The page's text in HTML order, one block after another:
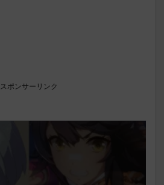
スポンサーリンク